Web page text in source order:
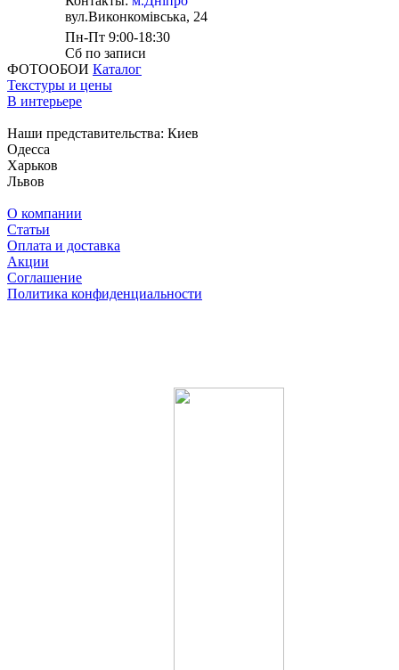
вул.Виконкомівська, 24
Пн-Пт 9:00-18:30
Сб по записи
ФОТООБОИ Каталог
Текстуры и цены
В интерьере
Наши представительства: Киев
Одесса
Харьков
Львов
О компании
Статьи
Оплата и доставка
Акции
Соглашение
Политика конфиденциальности